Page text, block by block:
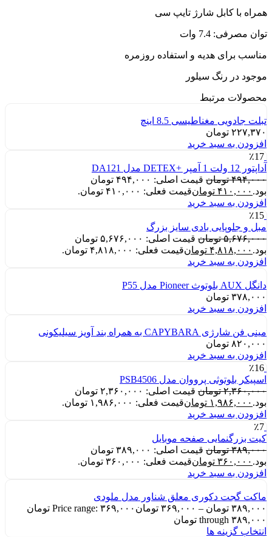
همراه با کابل شارژ تایپ سی
توان مصرفی: 7.4 وات
مناسب برای هدیه و استفاده روزمره
موجود در رنگ سیلور
محصولات مرتبط
تبلت جادویی مغناطیسی 8.5 اینچ
۲۲۷,۳۷۰ تومان
افزودن به سبد خرید
٪17
آداپتور 12 ولت 1 آمپر +DETEX مدل DA121
۴۹۴,۰۰۰ تومان
قیمت اصلی: ۴۹۴,۰۰۰ تومان
بود. ۴۱۰,۰۰۰ تومانقیمت فعلی: ۴۱۰,۰۰۰ تومان.
افزودن به سبد خرید
٪15
مبل و جلوپایی بادی سایز بزرگ
۵,۶۷۶,۰۰۰ تومان
قیمت اصلی: ۵,۶۷۶,۰۰۰ تومان
بود. ۴,۸۱۸,۰۰۰ تومانقیمت فعلی: ۴,۸۱۸,۰۰۰ تومان.
افزودن به سبد خرید
دانگل AUX بلوتوث Pioneer مدل P55
۳۷۸,۰۰۰ تومان
افزودن به سبد خرید
مینی فن شارژی CAPYBARA به همراه بند آویز سیلیکونی
۸۲۰,۰۰۰ تومان
افزودن به سبد خرید
٪16
اسپیکر بلوتوثی پرووان مدل PSB4506
۲,۳۶۰,۰۰۰ تومان
قیمت اصلی: ۲,۳۶۰,۰۰۰ تومان
بود. ۱,۹۸۶,۰۰۰ تومانقیمت فعلی: ۱,۹۸۶,۰۰۰ تومان.
افزودن به سبد خرید
٪7
کیت بزرگنمایی صفحه موبایل
۳۸۹,۰۰۰ تومان
قیمت اصلی: ۳۸۹,۰۰۰ تومان
بود. ۳۶۰,۰۰۰ تومانقیمت فعلی: ۳۶۰,۰۰۰ تومان.
افزودن به سبد خرید
ماکت گجت دکوری معلق شناور مدل ملودی
۳۸۹,۰۰۰ تومان – ۳۶۹,۰۰۰ تومان
Price range: ۳۶۹,۰۰۰ تومان
through ۳۸۹,۰۰۰ تومان
انتخاب گزینه ها